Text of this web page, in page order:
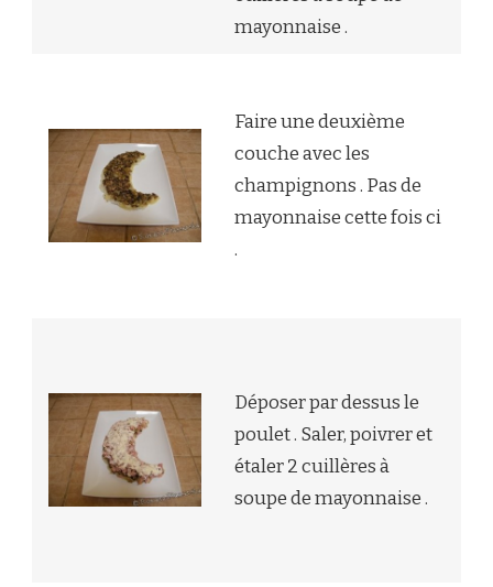
mayonnaise .
Faire une deuxième
couche avec les
champignons . Pas de
mayonnaise cette fois ci
.
Déposer par dessus le
poulet . Saler, poivrer et
étaler 2 cuillères à
soupe de mayonnaise .